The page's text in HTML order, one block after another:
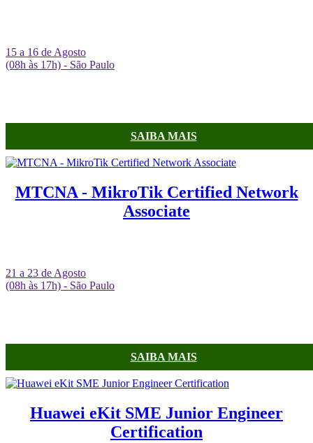
15 a 16 de Agosto
(08h às 17h) - São Paulo
SAIBA MAIS
MTCNA - MikroTik Certified Network
Associate
21 a 23 de Agosto
(08h às 17h) - São Paulo
SAIBA MAIS
Huawei eKit SME Junior Engineer
Certification